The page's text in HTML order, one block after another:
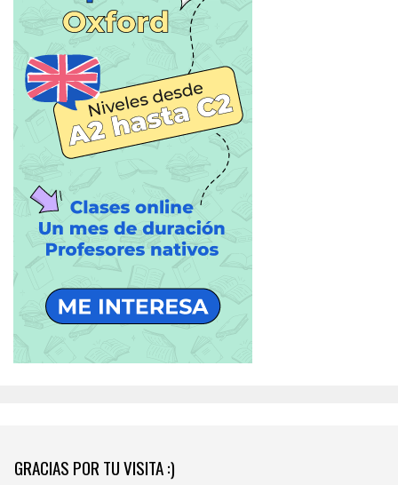
GRACIAS POR TU VISITA :)